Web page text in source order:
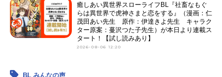
癒しあい異世界スローライフBL『社畜なもぐ
らは異世界で虎神さまと恋をする』（漫画：仁
茂田あい先生 原作：伊達きよ先生 キャラク
ター原案：蔓沢つた子先生）が本日より連載ス
タート！【試し読みあり】
2026-08-06 12:20
BL みんなの声